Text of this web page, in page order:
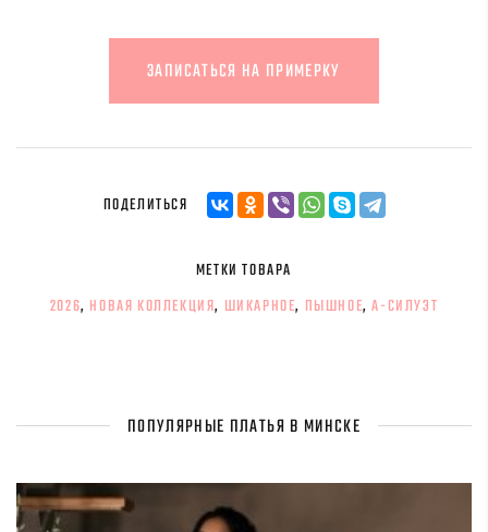
ЗАПИСАТЬСЯ НА ПРИМЕРКУ
ПОДЕЛИТЬСЯ
МЕТКИ ТОВАРА
2026, НОВАЯ КОЛЛЕКЦИЯ, ШИКАРНОЕ, ПЫШНОЕ,А-СИЛУЭТ
ПОПУЛЯРНЫЕ ПЛАТЬЯ В МИНСКЕ